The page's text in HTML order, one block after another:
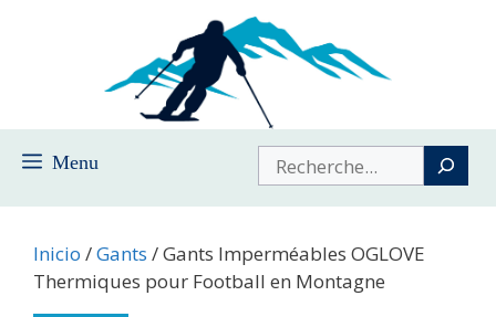
Menu Buscar
Inicio /Gants / Gants Imperméables OGLOVE
Thermiques pour Football en Montagne